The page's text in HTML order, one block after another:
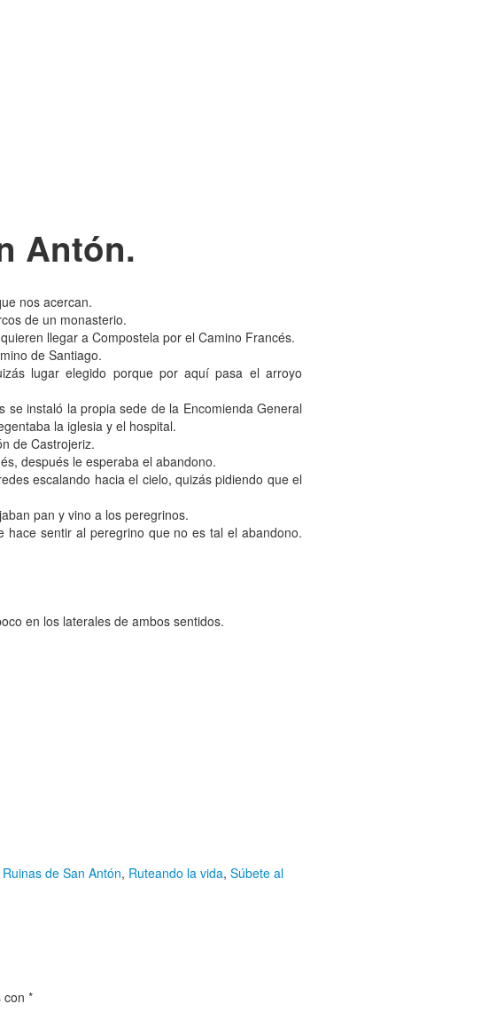
Antón.
nos acercan.
de un monasterio.
llegar a Compostela por el Camino Francés.
de Santiago.
lugar elegido porque por aquí pasa el arroyo
instaló la propia sede de la Encomienda General
la iglesia y el hospital.
de Castrojeriz.
después le esperaba el abandono.
escalando hacia el cielo, quizás pidiendo que el
pan y vino a los peregrinos.
sentir al peregrino que no es tal el abandono.
en los laterales de ambos sentidos.
Ruinas de San Antón, Ruteando la vida, Súbete al
con *